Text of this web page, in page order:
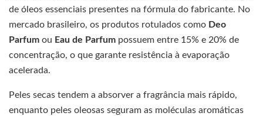
de óleos essenciais presentes na fórmula do fabricante. No
mercado brasileiro, os produtos rotulados como Deo
Parfum ou Eau de Parfum possuem entre 15% e 20% de
concentração, o que garante resistência à evaporação
acelerada.
Peles secas tendem a absorver a fragrância mais rápido,
enquanto peles oleosas seguram as moléculas aromáticas